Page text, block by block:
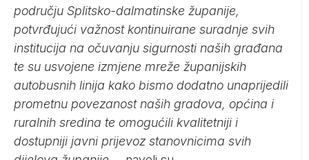
području Splitsko-dalmatinske županije,
potvrđujući važnost kontinuirane suradnje svih
institucija na očuvanju sigurnosti naših građana
te su usvojene izmjene mreže županijskih
autobusnih linija kako bismo dodatno unaprijedili
prometnu povezanost naših gradova, općina i
ruralnih sredina te omogućili kvalitetniji i
dostupniji javni prijevoz stanovnicima svih